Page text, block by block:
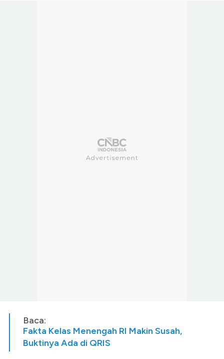
Baca:
Fakta Kelas Menengah RI Makin Susah,
Buktinya Ada di QRIS